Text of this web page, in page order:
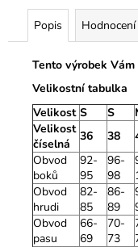
Popis Hodnocení
Tento výrobek
Velikostní tabulka
Velikost S S
Velikost
číselná
36 38
Obvod
boků
92-
95
96-
98
Obvod
hrudi
82-
85
86-
89
Obvod
pasu
66-
69
70-
73